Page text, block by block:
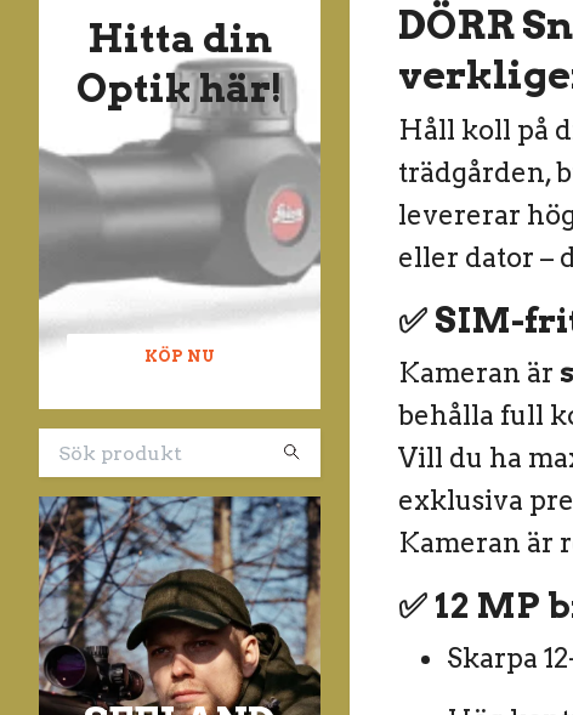
Hitta din
Optik här!
KÖP NU
DÖRR
Håll koll på
trädgården,
levererar
eller dator –
✅ SIM-
Kameran är
behålla full
Vill du ha
exklusiva
Kameran är
✅ 12 MP
Skarpa